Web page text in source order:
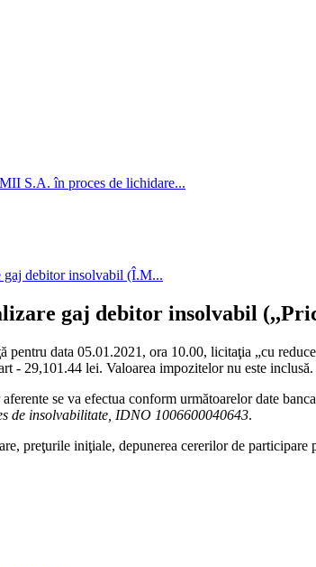
S.A. în proces de lichidare...
gaj debitor insolvabil (Î.M...
gaj debitor insolvabil
pentru data 05.01.2021, ora 10.00, licitaţia „cu
- 29,101.44 lei. Valoarea impozitelor nu este
se va efectua conform următoarelor date
de insolvabilitate, IDNO 1006600040643.
preţurile iniţiale, depunerea cererilor de